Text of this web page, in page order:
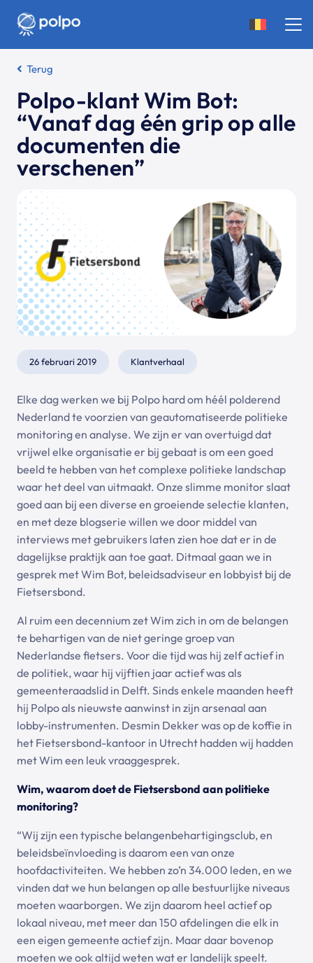
Terug
Polpo-klant Wim Bot:
“Vanaf dag één grip op alle
documenten die
verschenen”
26 februari 2019 Klantverhaal
Elke dag werken we bij Polpo hard om héél polderend
Nederland te voorzien van geautomatiseerde politieke
monitoring en analyse. We zijn er van overtuigd dat
vrijwel elke organisatie er bij gebaat is om een goed
beeld te hebben van het complexe politieke landschap
waar het deel van uitmaakt. Onze slimme monitor slaat
goed aan bij een diverse en groeiende selectie klanten,
en met deze blogserie willen we door middel van
interviews met gebruikers laten zien hoe dat er in de
dagelijkse praktijk aan toe gaat. Ditmaal gaan we in
gesprek met Wim Bot, beleidsadviseur en lobbyist bij de
Fietsersbond.
Al ruim een decennium zet Wim zich in om de belangen
te behartigen van de niet geringe groep van
Nederlandse fietsers. Voor die tijd was hij zelf actief in
de politiek, waar hij vijftien jaar actief was als
gemeenteraadslid in Delft. Sinds enkele maanden heeft
hij Polpo als nieuwste aanwinst in zijn arsenaal aan
lobby-instrumenten. Desmin Dekker was op de koffie in
het Fietsersbond-kantoor in Utrecht hadden wij hadden
met Wim een leuk vraaggesprek.
Wim, waarom doet de Fietsersbond aan politieke
monitoring?
“Wij zijn een typische belangenbehartigingsclub, en
beleidsbeïnvloeding is daarom een van onze
hoofdactiviteiten. We hebben zo’n 34.000 leden, en we
vinden dat we hun belangen op alle bestuurlijke niveaus
moeten waarborgen. We zijn daarom heel actief op
lokaal niveau, met meer dan 150 afdelingen die elk in
een eigen gemeente actief zijn. Maar daar bovenop
moeten we ook altijd weten wat er landelijk speelt.